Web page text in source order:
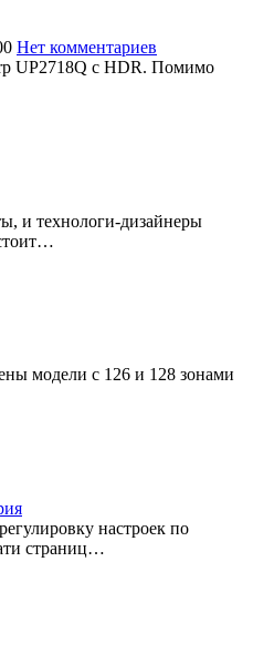
Нет комментариев
UP2718Q с HDR. Помимо
и технологи-дизайнеры
модели с 126 и 128 зонами
настроек по
страниц…